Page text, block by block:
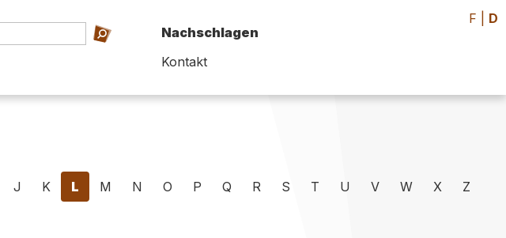
Nachschlagen
Kontakt
F D
J K L M N O P Q R S T U V W X Z